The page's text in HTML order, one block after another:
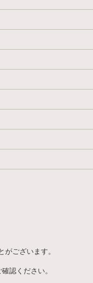
ございます。
認ください。